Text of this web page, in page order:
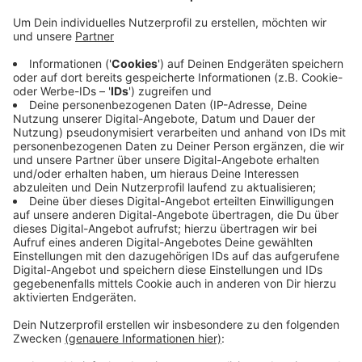
Das Rudelturnen geht in die dritte Saison: Etwa 220
Kreishaus am ersten Open-Air Sport-Event der Saison
teilgenommen. Die neue Rudelturn-Saison startete mit
einem Functional Training und Yoga. Aber in diesem
Jahr gibt es auch einige Neuerungen: Das Rudelturnen
macht in diesem Jahr zum ersten Mal eine Kreistour,
so Organisator Guido Müller gegenüber Radio Siegen
Mikrofon. Zusätzlich wird es noch einen Zumba-
Marathon auf dem Dach der City Galerie geben. Das
Rudelturnen findet noch vierzehn Mal, jeden Dienstag
um 18:30 Uhr statt. Jeder kann daran teilnehmen.
Anzeige